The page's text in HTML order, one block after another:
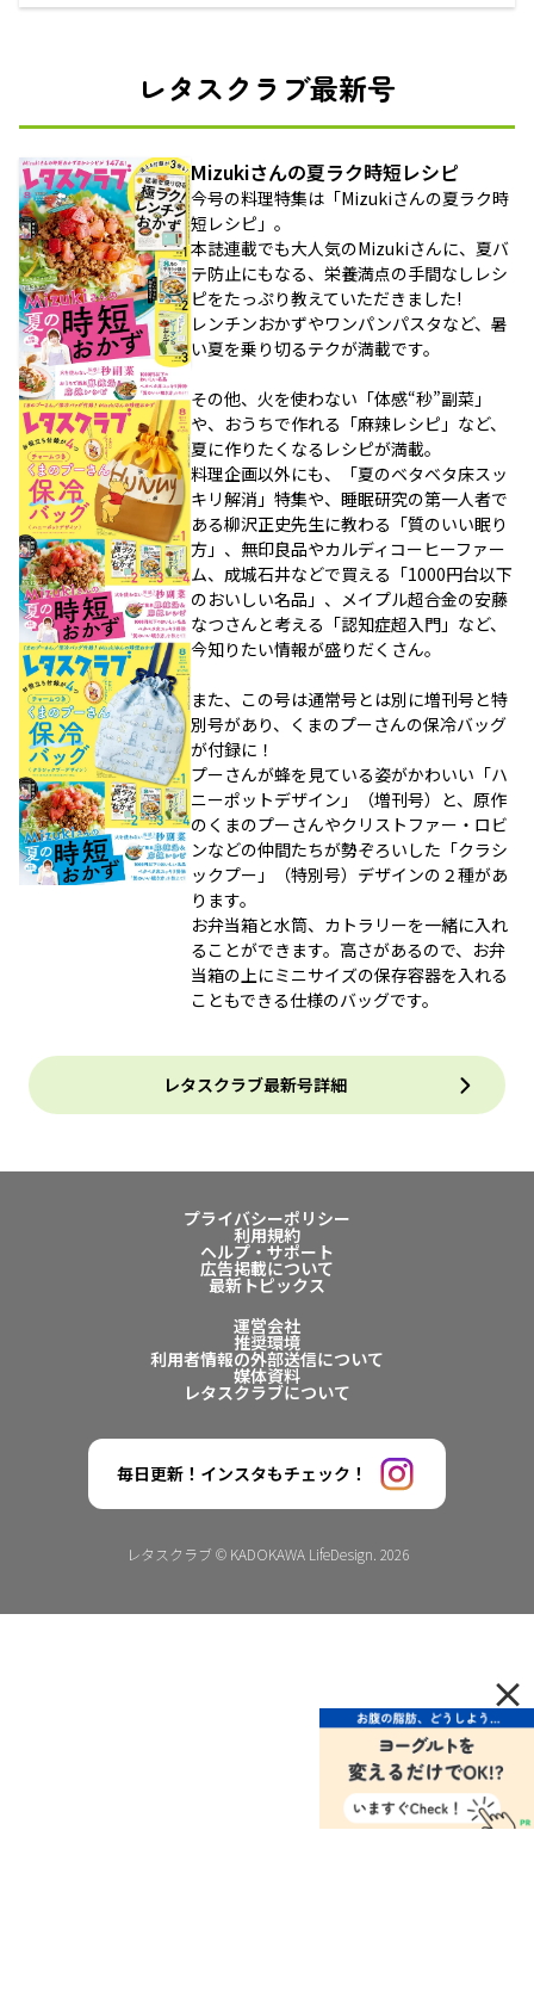
レタスクラブ最新号
Mizukiさんの夏ラク時短レシピ
今号の料理特集は「Mizukiさんの夏ラク時
短レシピ」。
本誌連載でも大人気のMizukiさんに、夏バ
テ防止にもなる、栄養満点の手間なしレシ
ピをたっぷり教えていただきました!
レンチンおかずやワンパンパスタなど、暑
い夏を乗り切るテクが満載です。
その他、火を使わない「体感“秒”副菜」
や、おうちで作れる「麻辣レシピ」など、
夏に作りたくなるレシピが満載。
料理企画以外にも、「夏のベタベタ床スッ
キリ解消」特集や、睡眠研究の第一人者で
ある柳沢正史先生に教わる「質のいい眠り
方」、無印良品やカルディコーヒーファー
ム、成城石井などで買える「1000円台以下
のおいしい名品」、メイプル超合金の安藤
なつさんと考える「認知症超入門」など、
今知りたい情報が盛りだくさん。
また、この号は通常号とは別に増刊号と特
別号があり、くまのプーさんの保冷バッグ
が付録に！
プーさんが蜂を見ている姿がかわいい「ハ
ニーポットデザイン」（増刊号）と、原作
のくまのプーさんやクリストファー・ロビ
ンなどの仲間たちが勢ぞろいした「クラシ
ックプー」（特別号）デザインの２種があ
ります。
お弁当箱と水筒、カトラリーを一緒に入れ
ることができます。高さがあるので、お弁
当箱の上にミニサイズの保存容器を入れる
こともできる仕様のバッグです。
レタスクラブ最新号詳細
プライバシーポリシー
利用規約
ヘルプ・サポート
広告掲載について
最新トピックス
運営会社
推奨環境
利用者情報の外部送信について
媒体資料
レタスクラブについて
毎日更新！インスタもチェック！
レタスクラブ © KADOKAWA LifeDesign. 2026
×